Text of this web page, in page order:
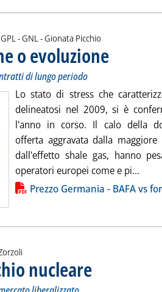
- GNL -di:
Gionata Picchio
o evoluzione
di lungo periodo
Lo stato di stress che
delineatosi nel 2009, si è
l'anno in corso. Il calo della
offerta aggravata dalla
dall'effetto shale gas, hanno
operatori europei come e pi...
alla notizia
Prezzo Germania - BAFA vs
nucleare